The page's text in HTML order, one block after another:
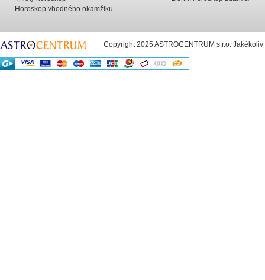
Horoskop vhodného okamžiku
Copyright 2025 ASTROCENTRUM s.r.o.